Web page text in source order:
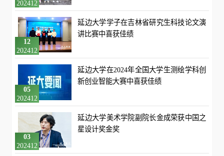
202412
12
202412
延边大学学子在吉林省研究生科技论文演
讲比赛中喜获佳绩
05
202412
延边大学在2024年全国大学生测绘学科创
新创业智能大赛中喜获佳绩
03
202412
延边大学美术学院副院长金成荣获中国之
星设计奖金奖